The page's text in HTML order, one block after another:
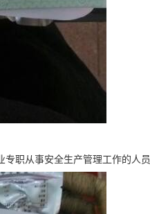
专职从事安全生产管理工作的人员